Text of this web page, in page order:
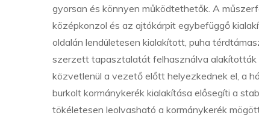
gyorsan és könnyen működtethetők. A
középkonzol és az ajtókárpit egybefüggő
oldalán lendületesen kialakított, puha
szerzett tapasztalatát felhasználva alakították
közvetlenül a vezető előtt helyezkednek el, a
burkolt kormánykerék kialakítása elősegíti a
tökéletesen leolvasható a kormánykerék